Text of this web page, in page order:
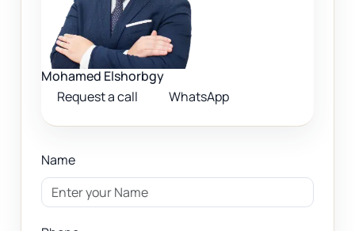
Mohamed Elshorbgy
Request a call
WhatsApp
Name